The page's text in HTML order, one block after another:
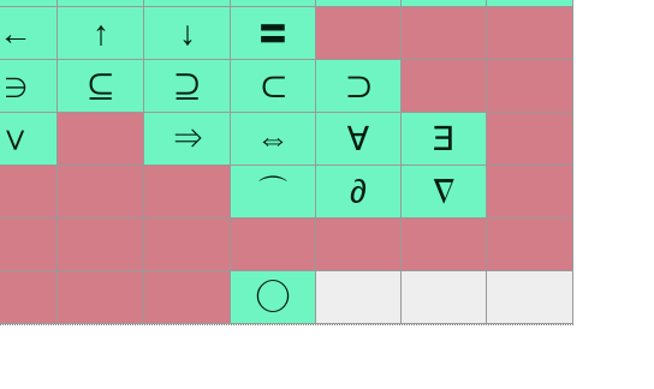
← ↑ ↓ 〓
∋ ⊆ ⊇ ⊂ ⊃
∨ ⇒ ⇔ ∀ ∃
⌒ ∂ ∇
◯